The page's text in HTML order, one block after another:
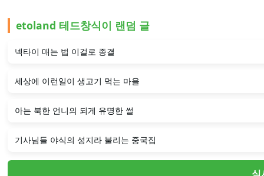
etoland 테드창식이 랜덤 글
넥타이 매는 법 이걸로 종결
세상에 이런일이 생고기 먹는 마을
아는 북한 언니의 되게 유명한 썰
기사님들 야식의 성지라 불리는 중국집